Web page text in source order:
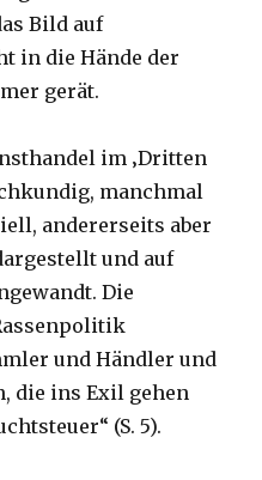
Bild auf
in die Hände der
gerät.
im ‚Dritten
manchmal
andererseits aber
und auf
Die
und Händler und
die ins Exil gehen
(S. 5).